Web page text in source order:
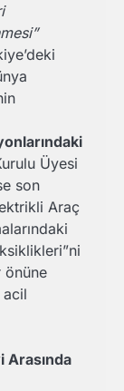
Üyesi
son
Araç
önüne
acil
Arasında